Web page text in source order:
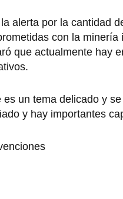
alerta por la cantidad
con la minería
que actualmente hay
es un tema delicado y
y hay importantes